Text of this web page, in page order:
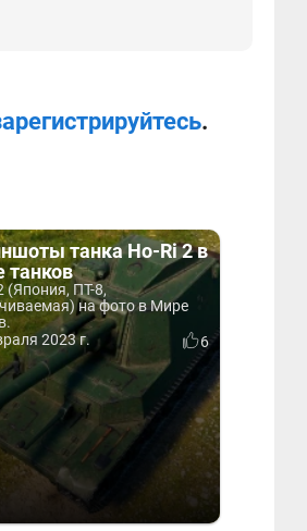
.
танка Ho-Ri 2 в
танков
(Япония, ПТ-8,
на фото в Мире
2023 г.
6